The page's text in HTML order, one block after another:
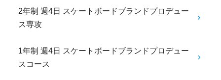
2年制 週4日 スケートボードブランドプロデュー
ス専攻
1年制 週4日 スケートボードブランドプロデュー
スコース